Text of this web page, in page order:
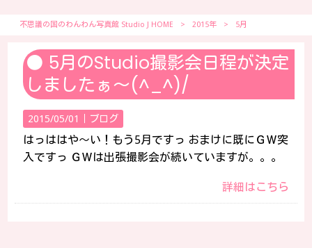
不思議の国のわんわん写真館 Studio J HOME > 2015年 > 5月
5月のStudio撮影会日程が決定
しましたぁ～(^_^)/
2015/05/01｜ ブログ
はっははや～い！もう5月ですっ おまけに既にＧＷ突
入ですっ ＧＷは出張撮影会が続いていますが。。。
詳細はこちら